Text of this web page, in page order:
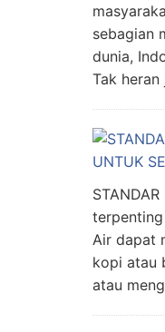
sebagian
dunia,
Tak
Air dapat
kopi atau
atau